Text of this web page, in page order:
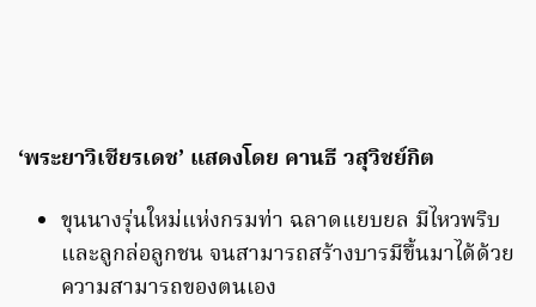
‘พระยาวิเชียรเดช’ แสดงโดย คานธี วสุวิชย์กิต
ขุนนางรุ่นใหม่แห่งกรมท่า ฉลาดแยบยล มีไหวพริบ
และลูกล่อลูกชน จนสามารถสร้างบารมีขึ้นมาได้ด้วย
ความสามารถของตนเอง